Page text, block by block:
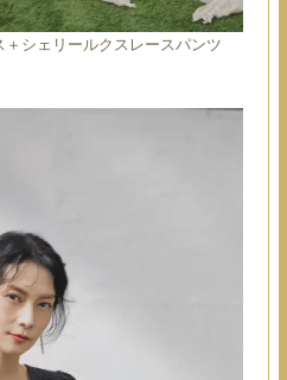
＋シェリールクスレースパンツ